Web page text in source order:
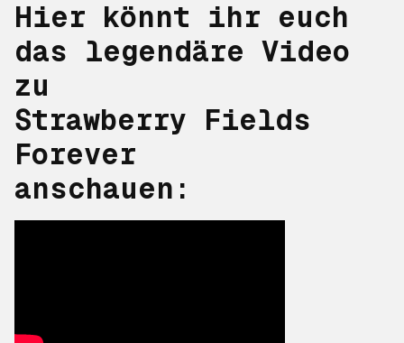
Hier könnt ihr euch
das legendäre Video
zu
Strawberry Fields
Forever
anschauen: